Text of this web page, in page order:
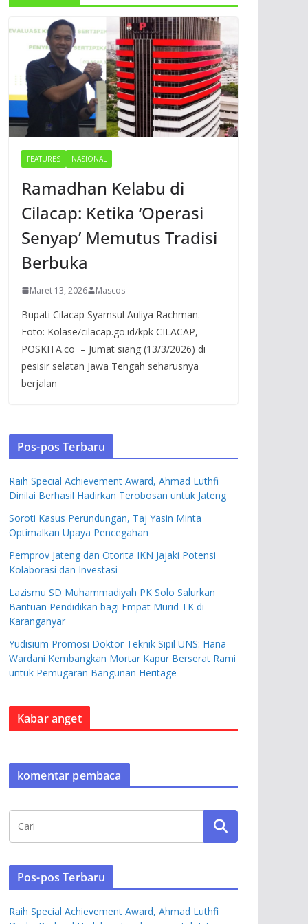
FEATURES NASIONAL
Ramadhan Kelabu di
Cilacap: Ketika ‘Operasi
Senyap’ Memutus Tradisi
Berbuka
Maret 13, 2026 Mascos
Bupati Cilacap Syamsul Auliya Rachman.
Foto: Kolase/cilacap.go.id/kpk CILACAP,
POSKITA.co – Jumat siang (13/3/2026) di
pesisir selatan Jawa Tengah seharusnya
berjalan
Pos-pos Terbaru
Raih Special Achievement Award, Ahmad Luthfi
Dinilai Berhasil Hadirkan Terobosan untuk Jateng
Soroti Kasus Perundungan, Taj Yasin Minta
Optimalkan Upaya Pencegahan
Pemprov Jateng dan Otorita IKN Jajaki Potensi
Kolaborasi dan Investasi
Lazismu SD Muhammadiyah PK Solo Salurkan
Bantuan Pendidikan bagi Empat Murid TK di
Karanganyar
Yudisium Promosi Doktor Teknik Sipil UNS: Hana
Wardani Kembangkan Mortar Kapur Berserat Rami
untuk Pemugaran Bangunan Heritage
Kabar anget
komentar pembaca
Pos-pos Terbaru
Raih Special Achievement Award, Ahmad Luthfi